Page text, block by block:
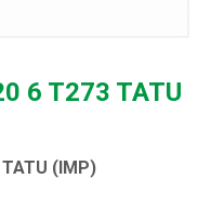
6 T273 TATU
(IMP)